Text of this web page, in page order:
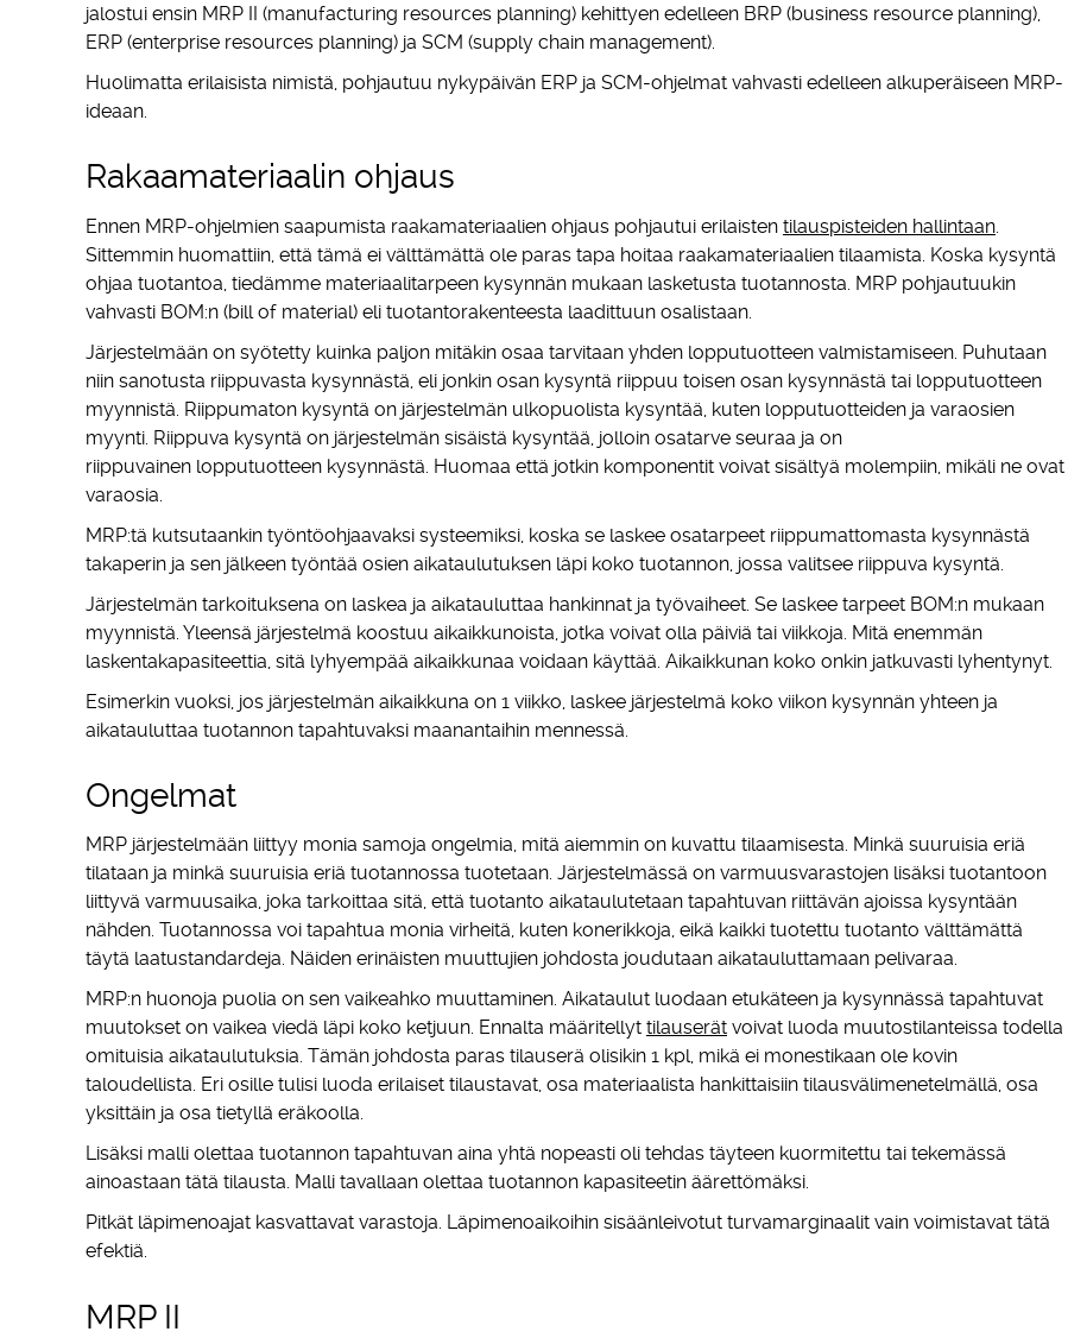
jalostui ensin MRP II (manufacturing resources planning) kehittyen edelleen BRP (business resource planning),
ERP (enterprise resources planning) ja SCM (supply chain management).
Huolimatta erilaisista nimistä, pohjautuu nykypäivän ERP ja SCM-ohjelmat vahvasti edelleen alkuperäiseen MRP-
ideaan.
Rakaamateriaalin ohjaus
Ennen MRP-ohjelmien saapumista raakamateriaalien ohjaus pohjautui erilaisten tilauspisteiden hallintaan
Sittemmin huomattiin, että tämä ei välttämättä ole paras tapa hoitaa raakamateriaalien tilaamista. Koska kysyntä
ohjaa tuotantoa, tiedämme materiaalitarpeen kysynnän mukaan lasketusta tuotannosta. MRP pohjautuukin
vahvasti BOM:n (bill of material) eli tuotantorakenteesta laadittuun osalistaan.
Järjestelmään on syötetty kuinka paljon mitäkin osaa tarvitaan yhden lopputuotteen valmistamiseen. Puhutaan
niin sanotusta riippuvasta kysynnästä, eli jonkin osan kysyntä riippuu toisen osan kysynnästä tai lopputuotteen
myynnistä. Riippumaton kysyntä on järjestelmän ulkopuolista kysyntää, kuten lopputuotteiden ja varaosien
myynti. Riippuva kysyntä on järjestelmän sisäistä kysyntää, jolloin osatarve seuraa ja on
riippuvainen lopputuotteen kysynnästä. Huomaa että jotkin komponentit voivat sisältyä molempiin, mikäli ne ovat
varaosia.
MRP:tä kutsutaankin työntöohjaavaksi systeemiksi, koska se laskee osatarpeet riippumattomasta kysynnästä
takaperin ja sen jälkeen työntää osien aikataulutuksen läpi koko tuotannon, jossa valitsee riippuva kysyntä.
Järjestelmän tarkoituksena on laskea ja aikatauluttaa hankinnat ja työvaiheet. Se laskee tarpeet BOM:n mukaan
myynnistä. Yleensä järjestelmä koostuu aikaikkunoista, jotka voivat olla päiviä tai viikkoja. Mitä enemmän
laskentakapasiteettia, sitä lyhyempää aikaikkunaa voidaan käyttää. Aikaikkunan koko onkin jatkuvasti lyhentynyt.
Esimerkin vuoksi, jos järjestelmän aikaikkuna on 1 viikko, laskee järjestelmä koko viikon kysynnän yhteen ja
aikatauluttaa tuotannon tapahtuvaksi maanantaihin mennessä.
Ongelmat
MRP järjestelmään liittyy monia samoja ongelmia, mitä aiemmin on kuvattu tilaamisesta. Minkä suuruisia eriä
tilataan ja minkä suuruisia eriä tuotannossa tuotetaan. Järjestelmässä on varmuusvarastojen lisäksi tuotantoon
liittyvä varmuusaika, joka tarkoittaa sitä, että tuotanto aikataulutetaan tapahtuvan riittävän ajoissa kysyntään
nähden. Tuotannossa voi tapahtua monia virheitä, kuten konerikkoja, eikä kaikki tuotettu tuotanto välttämättä
täytä laatustandardeja. Näiden erinäisten muuttujien johdosta joudutaan aikatauluttamaan pelivaraa.
MRP:n huonoja puolia on sen vaikeahko muuttaminen. Aikataulut luodaan etukäteen ja kysynnässä tapahtuvat
muutokset on vaikea viedä läpi koko ketjuun. Ennalta määritellyt tilauserät voivat luoda muutostilanteissa todella
omituisia aikataulutuksia. Tämän johdosta paras tilauserä olisikin 1 kpl, mikä ei monestikaan ole kovin
taloudellista. Eri osille tulisi luoda erilaiset tilaustavat, osa materiaalista hankittaisiin tilausvälimenetelmällä, osa
yksittäin ja osa tietyllä eräkoolla.
Lisäksi malli olettaa tuotannon tapahtuvan aina yhtä nopeasti oli tehdas täyteen kuormitettu tai tekemässä
ainoastaan tätä tilausta. Malli tavallaan olettaa tuotannon kapasiteetin äärettömäksi.
Pitkät läpimenoajat kasvattavat varastoja. Läpimenoaikoihin sisäänleivotut turvamarginaalit vain voimistavat tätä
efektiä.
MRP II